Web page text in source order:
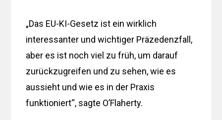
„Das EU-KI-Gesetz ist ein wirklich
interessanter und wichtiger Präzedenzfall,
aber es ist noch viel zu früh, um darauf
zurückzugreifen und zu sehen, wie es
aussieht und wie es in der Praxis
funktioniert“, sagte O’Flaherty.